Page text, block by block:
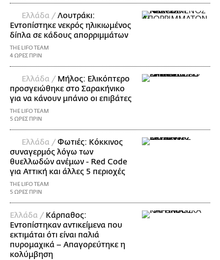
Ελλάδα / Λουτράκι:
Εντοπίστηκε νεκρός ηλικιωμένος
δίπλα σε κάδους απορριμμάτων
THE LIFO TEAM
4 ΩΡΕΣ ΠΡΙΝ
Ελλάδα / Μήλος: Ελικόπτερο
προσγειώθηκε στο Σαρακήνικο
για να κάνουν μπάνιο οι επιβάτες
THE LIFO TEAM
5 ΩΡΕΣ ΠΡΙΝ
Ελλάδα / Φωτιές: Κόκκινος
συναγερμός λόγω των
θυελλωδών ανέμων - Red Code
για Αττική και άλλες 5 περιοχές
THE LIFO TEAM
5 ΩΡΕΣ ΠΡΙΝ
Ελλάδα / Κάρπαθος:
Εντοπίστηκαν αντικείμενα που
εκτιμάται ότι είναι παλιά
πυρομαχικά – Απαγορεύτηκε η
κολύμβηση